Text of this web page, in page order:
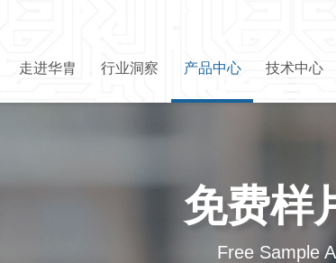
走进华胄 行业洞察 产品中心 技术中心
免费样
Free Sample